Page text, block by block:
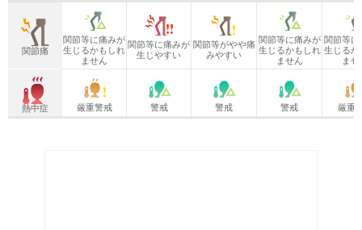
関節痛
関節等に痛みが
生じるかもしれ
ません
関節等に痛みが
生じやすい
関節等がやや痛
みやすい
関節等に痛みが
生じるかもしれ
ません
関節等に
生じるか
ませ
熱中症 厳重警戒 警戒 警戒 警戒 厳重